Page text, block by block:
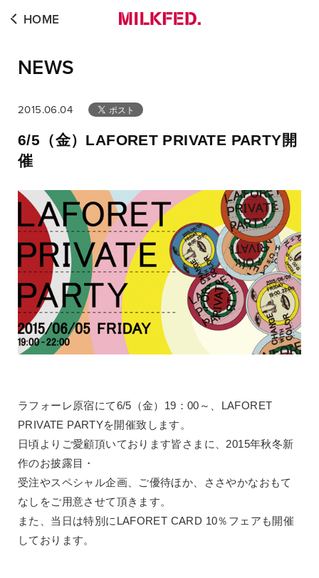
NEWS
HOME
2015.06.04
6/5（金）LAFORET PRIVATE PARTY開
催
ラフォーレ原宿にて6/5（金）19：00～、LAFORET
PRIVATE PARTYを開催致します。
日頃よりご愛顧頂いております皆さまに、2015年秋冬新
作のお披露目・
受注やスペシャル企画、ご優待ほか、ささやかなおもて
なしをご用意させて頂きます。
また、当日は特別にLAFORET CARD 10％フェアも開催
しております。